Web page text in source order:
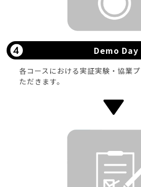
Demo Day
各コースにおける実証実験・協業
ただきます。